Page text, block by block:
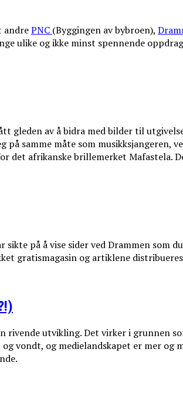
andrePNC (Byggingen av bybroen),
ulike og ikke minst spennende
gleden av å bidra med bilder til
samme måte som musikksjangeren,
det afrikanske brillemerket Mafastela.
på å vise sider ved Drammen som
gratismagasin og artiklene
utvikling. Det virker i grunnen
vondt, og medielandskapet er mer og